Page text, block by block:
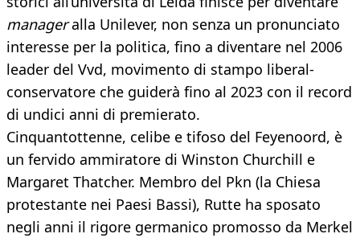
manageralla Unilever, non senza un pronunciato
interesse per la politica, fino a diventare nel 2006
leader del Vvd, movimento di stampo liberal-
conservatore che guiderà fino al 2023 con il record
di undici anni di premierato.
Cinquantottenne, celibe e tifoso del Feyenoord, è
un fervido ammiratore di Winston Churchill e
Margaret Thatcher. Membro del Pkn (la Chiesa
protestante nei Paesi Bassi), Rutte ha sposato
negli anni il rigore germanico promosso da Merkel